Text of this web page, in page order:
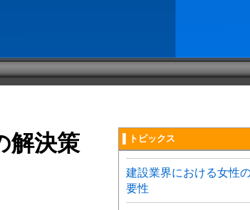
解決策
▌トピックス
建設業界における女性
要性